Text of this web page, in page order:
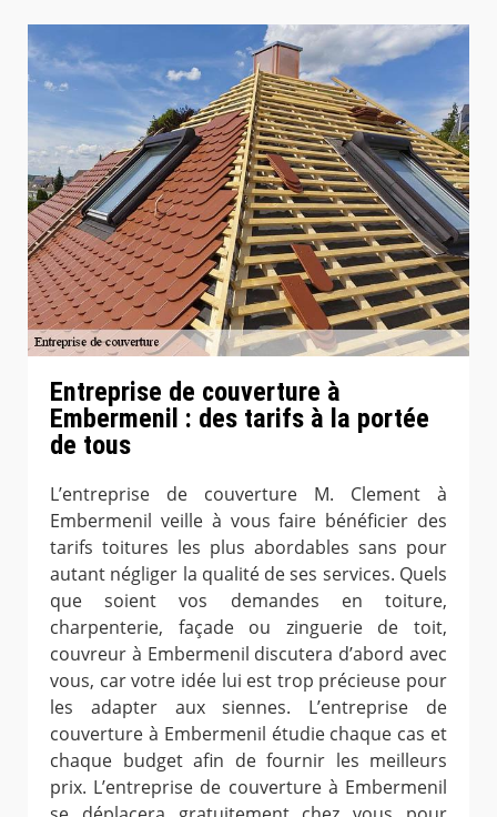
Entreprise de couverture à
Embermenil : des tarifs à la portée
de tous
L’entreprise de couverture M. Clement à
Embermenil veille à vous faire bénéficier des
tarifs toitures les plus abordables sans pour
autant négliger la qualité de ses services. Quels
que soient vos demandes en toiture,
charpenterie, façade ou zinguerie de toit,
couvreur à Embermenil discutera d’abord avec
vous, car votre idée lui est trop précieuse pour
les adapter aux siennes. L’entreprise de
couverture à Embermenil étudie chaque cas et
chaque budget afin de fournir les meilleurs
prix. L’entreprise de couverture à Embermenil